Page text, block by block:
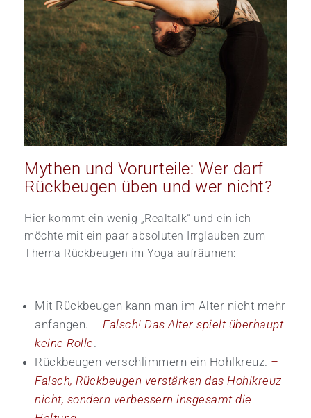
Mythen und Vorurteile: Wer darf
Rückbeugen üben und wer nicht?
Hier kommt ein wenig „Realtalk“ und ein ich
möchte mit ein paar absoluten Irrglauben zum
Thema Rückbeugen im Yoga aufräumen:
Mit Rückbeugen kann man im Alter nicht mehr
anfangen. – Falsch! Das Alter spielt überhaupt
keine Rolle.
Rückbeugen verschlimmern ein Hohlkreuz. –
Falsch, Rückbeugen verstärken das Hohlkreuz
nicht, sondern verbessern insgesamt die